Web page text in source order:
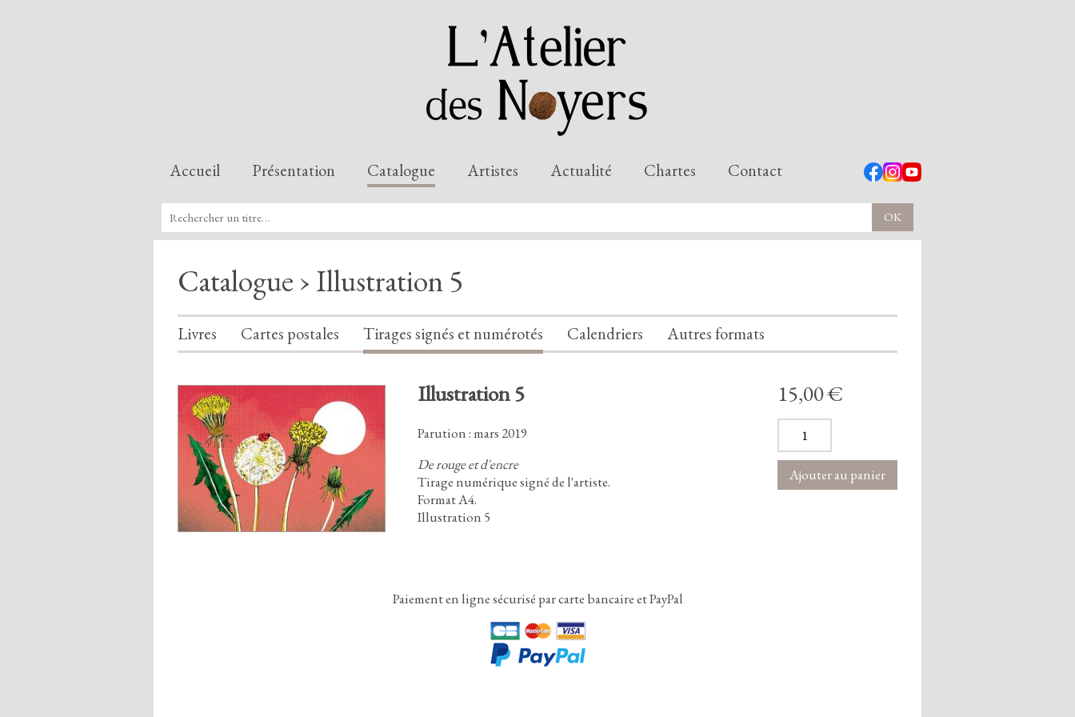
Accueil Présentation Catalogue Artistes Actualité Chartes Contact
Catalogue › Illustration 5
Livres Cartes postales Tirages signés et numérotés Calendriers Autres formats
15,00 €
Illustration 5
Parution : mars 2019
De rouge et d'encre
Tirage numérique signé de l'artiste.
Format A4.
Illustration 5
Paiement en ligne sécurisé par carte bancaire et PayPal